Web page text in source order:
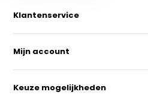
Klantenservice
Mijn account
Keuze mogelijkheden